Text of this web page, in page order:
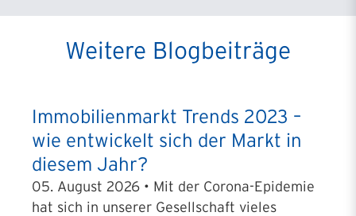
Weitere Blogbeiträge
Immobilienmarkt Trends 2023 –
wie entwickelt sich der Markt in
diesem Jahr?
05. August 2026 • Mit der Corona-Epidemie
hat sich in unserer Gesellschaft vieles